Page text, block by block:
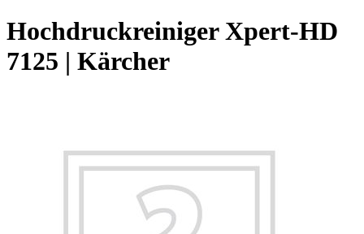
Hochdruckreiniger Xpert-HD
7125 | Kärcher